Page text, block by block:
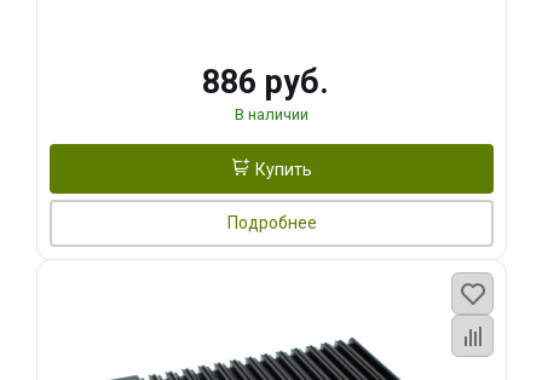
886 руб.
В наличии
Купить
Подробнее